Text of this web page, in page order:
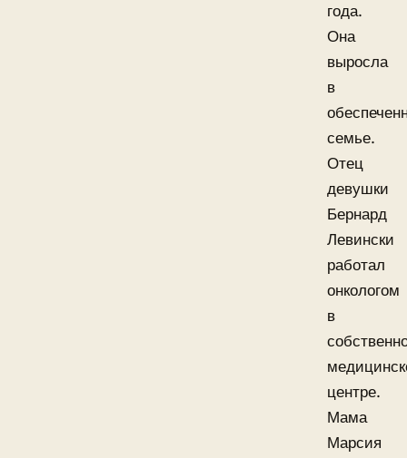
года.
Она
выросла
в
семье.
Отец
девушки
Бернард
Левински
работал
онкологом
в
центре.
Мама
Марсия